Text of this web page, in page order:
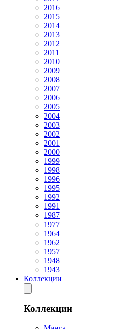
2016
2015
2014
2013
2012
2011
2010
2009
2008
2007
2006
2005
2004
2003
2002
2001
2000
1999
1998
1996
1995
1992
1991
1987
1977
1964
1962
1957
1948
1943
Коллекции
Коллекции